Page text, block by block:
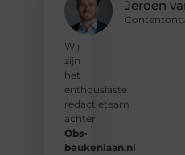
Jeroen
Wij
zijn
het
enthousiaste
redactieteam
achter
Obs-
beukenlaan.nl